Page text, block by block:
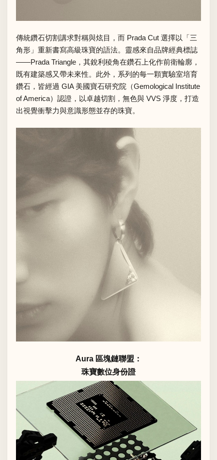
傳統鑽石切割講求對稱與炫目，而 Prada Cut 選擇以「三
角形」重新書寫高級珠寶的語法。靈感來自品牌經典標誌
——Prada Triangle，其銳利稜角在鑽石上化作前衛輪廓，
既有建築感又帶未來性。此外，系列的每一顆實驗室培育
鑽石，皆經過 GIA 美國寶石研究院（Gemological Institute
of America）認證，以卓越切割，無色與 VVS 淨度，打造
出視覺衝擊力與意識形態並存的珠寶。
Aura 區塊鏈聯盟：
珠寶數位身份證